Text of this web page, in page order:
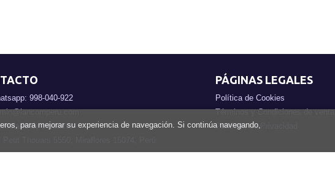
998-040-922
de contacto
PÁGINAS LEGALES
Política de Cookies
Términos y Condiciones de venta
Políticas de Privacidad
para mejorar su experiencia de navegación. Si continúa navegando,